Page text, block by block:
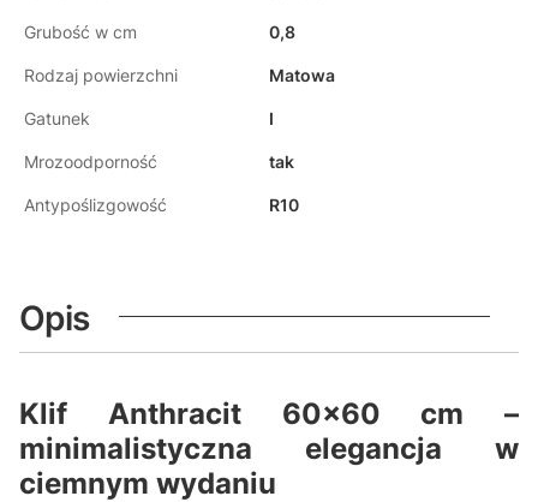
Grubość w cm 0,8
Rodzaj powierzchni Matowa
Gatunek I
Mrozoodporność tak
Antypoślizgowość R10
Opis
Klif Anthracit 60x60 cm –
minimalistyczna elegancja w
ciemnym wydaniu